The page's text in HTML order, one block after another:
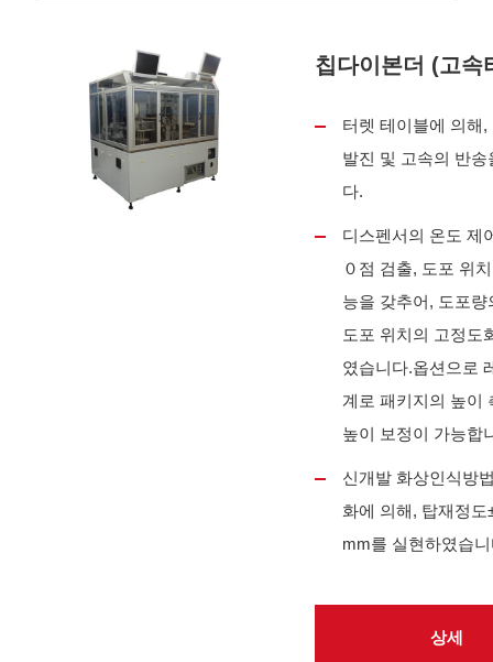
칩다이본더 (고속
터렛 테이블에 의해,
발진 및 고속의 반송
다.
디스펜서의 온도 제
０점 검출, 도포 위
능을 갖추어, 도포량
도포 위치의 고정도
였습니다.옵션으로
계로 패키지의 높이
높이 보정이 가능합
신개발 화상인식방
화에 의해, 탑재정도
mm를 실현하였습
상세